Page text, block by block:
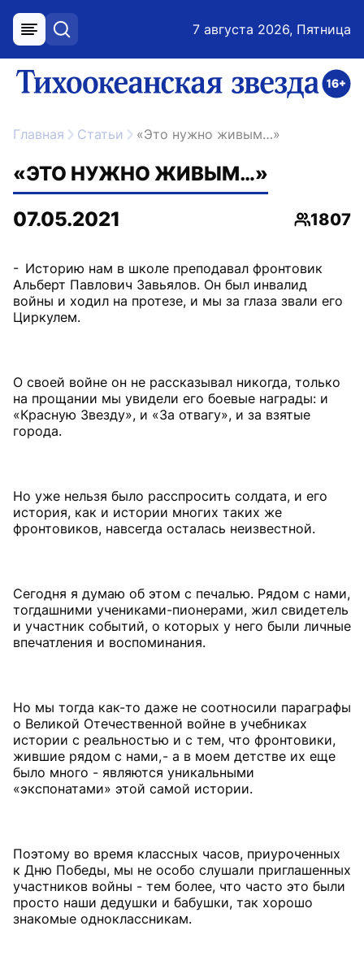
меню поиск 7 августа 2026, Пятница
ссылка на главную
Главная Статьи «Это нужно живым…»
«ЭТО НУЖНО ЖИВЫМ…»
07.05.2021
1807
- Историю нам в школе преподавал фронтовик
Альберт Павлович Завьялов. Он был инвалид
войны и ходил на протезе, и мы за глаза звали его
Циркулем.
О своей войне он не рассказывал никогда, только
на прощании мы увидели его боевые награды: и
«Красную Звезду», и «За отвагу», и за взятые
города.
Но уже нельзя было расспросить солдата, и его
история, как и истории многих таких же
фронтовиков, навсегда осталась неизвестной.
Сегодня я думаю об этом с печалью. Рядом с нами,
тогдашними учениками-пионерами, жил свидетель
и участник событий, о которых у него были личные
впечатления и воспоминания.
Но мы тогда как-то даже не соотносили параграфы
о Великой Отечественной войне в учебниках
истории с реальностью и с тем, что фронтовики,
жившие рядом с нами, - а в моем детстве их еще
было много - являются уникальными
«экспонатами» этой самой истории.
Поэтому во время классных часов, приуроченных
к Дню Победы, мы не особо слушали приглашенных
участников войны - тем более, что часто это были
просто наши дедушки и бабушки, так хорошо
знакомые одноклассникам.